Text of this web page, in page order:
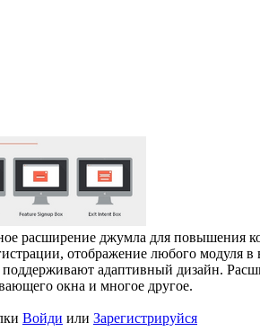
расширение джумла для повышения
отображение любого модуля
адаптивный дизайн.
окна и многое другое.
Войди или Зарегистрируйся